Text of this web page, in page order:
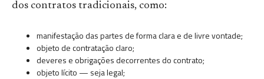
dos contratos tradicionais, como:
manifestação das partes de forma clara e de livre vontade;
objeto de contratação claro;
deveres e obrigações decorrentes do contrato;
objeto lícito — seja legal;